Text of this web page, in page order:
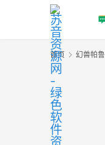
首页 幻兽帕鲁